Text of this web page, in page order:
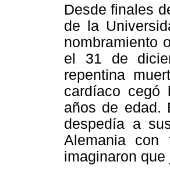
Desde finales
de la
nombramiento
el 31 de
repentina
cardíaco cegó
años de edad.
despedía a
Alemania con
imaginaron